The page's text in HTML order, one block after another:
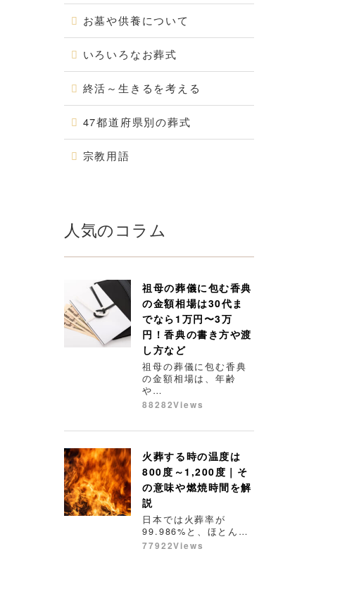
お墓や供養について
いろいろなお葬式
終活～生きるを考える
47都道府県別の葬式
宗教用語
人気のコラム
祖母の葬儀に包む香典
の金額相場は30代ま
でなら1万円〜3万
円！香典の書き方や渡
し方など
祖母の葬儀に包む香典
の金額相場は、年齢
や…
88282Views
火葬する時の温度は
800度～1,200度｜そ
の意味や燃焼時間を解
説
日本では火葬率が
99.986%と、ほとん…
77922Views